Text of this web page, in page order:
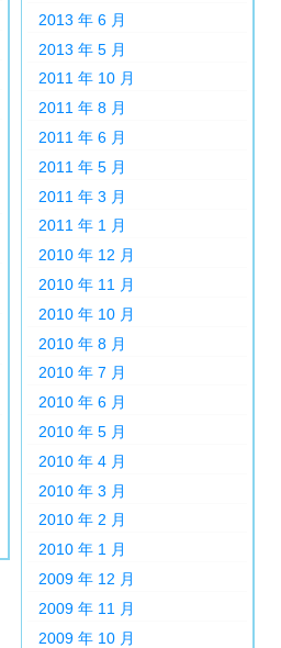
2013 年 6 月
2013 年 5 月
2011 年 10 月
2011 年 8 月
2011 年 6 月
2011 年 5 月
2011 年 3 月
2011 年 1 月
2010 年 12 月
2010 年 11 月
2010 年 10 月
2010 年 8 月
2010 年 7 月
2010 年 6 月
2010 年 5 月
2010 年 4 月
2010 年 3 月
2010 年 2 月
2010 年 1 月
2009 年 12 月
2009 年 11 月
2009 年 10 月